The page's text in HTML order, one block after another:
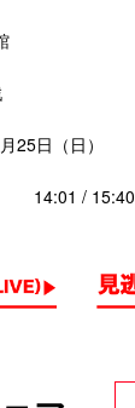
25日（日）
14:01 / 15:40